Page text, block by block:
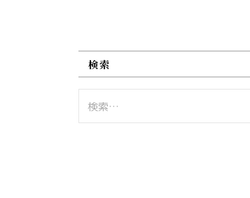
検索
索: